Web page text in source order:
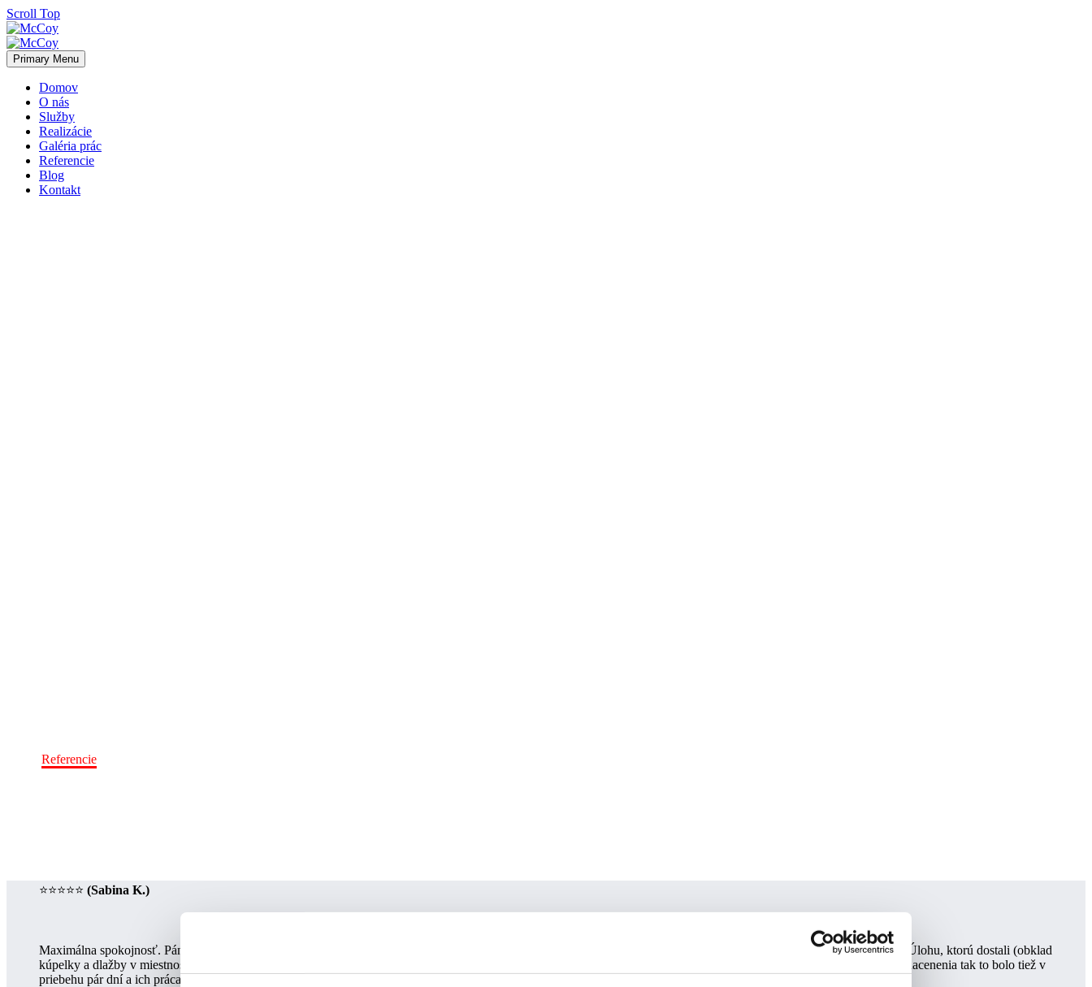
Scroll Top
Primary Menu
Domov
O nás
Služby
Realizácie
Galéria prác
Referencie
Blog
Kontakt
Referencie
⭐⭐⭐⭐⭐ (Sabina K.)
Maximálna spokojnosť. Pán Fačkovec je výborný odborník čo sa týka výberu obkladov, ale aj čo sa týka stavebných prác, na každú otázku ochotne odpovedal a poradil. Úlohu, ktorú dostali (obklad
kúpelky a dlažby v miestnostiach a malom wc) splnili na 200% a za veľmi krátky čas. O všetkom nás vždy informovali a každý detail s nami prekonzultovali. Čo sa týka nacenenia tak to bolo tiež v
priebehu pár dní a ich práca je veľmi kvalitná za výbornú cenu. Určite odporúčam každému🙏